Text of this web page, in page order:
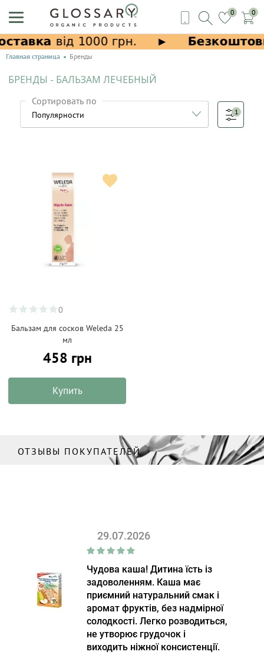
0 0
Главная страница Бренды
БРЕНДЫ - БАЛЬЗАМ ЛЕЧЕБНЫЙ
Сортировать по
1
0
Бальзам для сосков Weleda 25
мл
458 грн
Купить
ОТЗЫВЫ ПОКУПАТЕЛЕЙ
29.07.2026
Чудова каша! Дитина їсть із
задоволенням. Каша має
приємний натуральний смак і
аромат фруктів, без надмірної
солодкості. Легко розводиться,
не утворює грудочок і
виходить ніжної консистенції.